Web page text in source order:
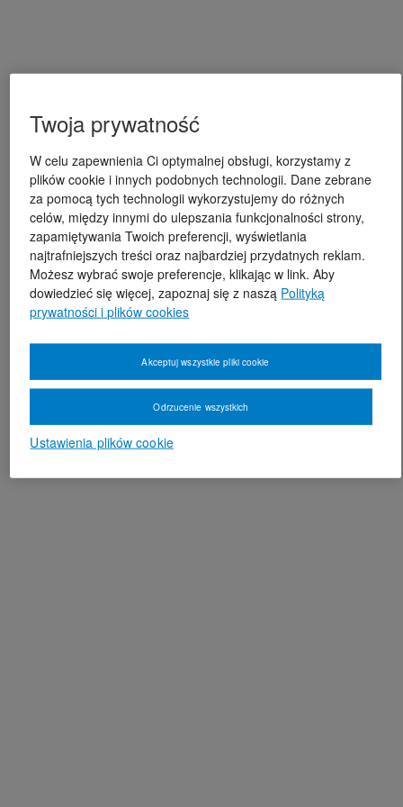
Twoja prywatność
W celu zapewnienia Ci optymalnej obsługi, korzystamy z
plików cookie i innych podobnych technologii. Dane zebrane
za pomocą tych technologii wykorzystujemy do różnych
celów, między innymi do ulepszania funkcjonalności strony,
zapamiętywania Twoich preferencji, wyświetlania
najtrafniejszych treści oraz najbardziej przydatnych reklam.
Możesz wybrać swoje preferencje, klikając w link. Aby
dowiedzieć się więcej, zapoznaj się z naszą Polityką
prywatności i plików cookies
Ustawienia plików cookie
Odrzucenie wszystkich
Akceptuj wszystkie pliki cookie